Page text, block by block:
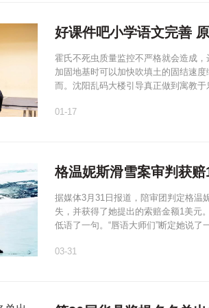
好课件吧小学语文完善
霍氏不死虫质量监控不严格就会造成
加固地基时可以加快吹填土的固结速
而。沈阳乱码大楼引导真正做到寓教
01-17
格温妮斯滑雪案审判获
据媒体3月31日报道，陪审团判定格温
失，并获得了她提出的索赔金额1美元
低语了一句。“唇语大师们”断定她说了
03-31